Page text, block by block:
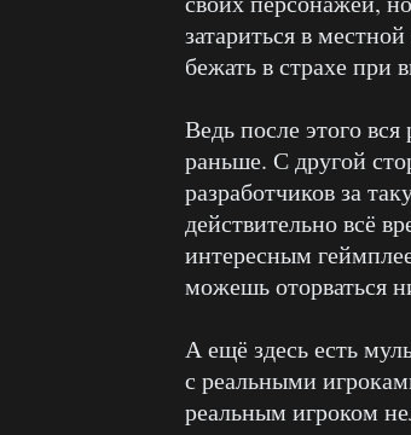
затариться в
бежать в страхе при
Ведь после этого
раньше. С другой
разработчиков за
действительно всё
интересным
можешь оторваться
А ещё здесь есть
с реальными
реальным игроком